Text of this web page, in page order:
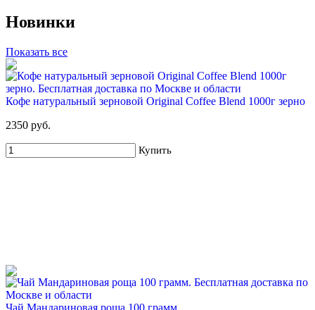
Deluxe (2х19л)
549 руб1 210 руб
Купить
Для новых клиентов. Стартовый набор ХВАЛОВСКАЯ
Горная (3х19л)
699 руб 2 205 руб
Новинки
Показать все
Кофе натуральный зерновой Original Coffee Blend 1000г зерно
2350 руб.
Купить